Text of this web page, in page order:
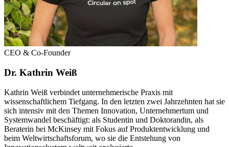
CEO & Co-Founder
Dr. Kathrin Weiß
Kathrin Weiß verbindet unternehmerische Praxis mit
wissenschaftlichem Tiefgang. In den letzten zwei Jahrzehnten hat sie
sich intensiv mit den Themen Innovation, Unternehmertum und
Systemwandel beschäftigt: als Studentin und Doktorandin, als
Beraterin bei McKinsey mit Fokus auf Produktentwicklung und
beim Weltwirtschaftsforum, wo sie die Entstehung von